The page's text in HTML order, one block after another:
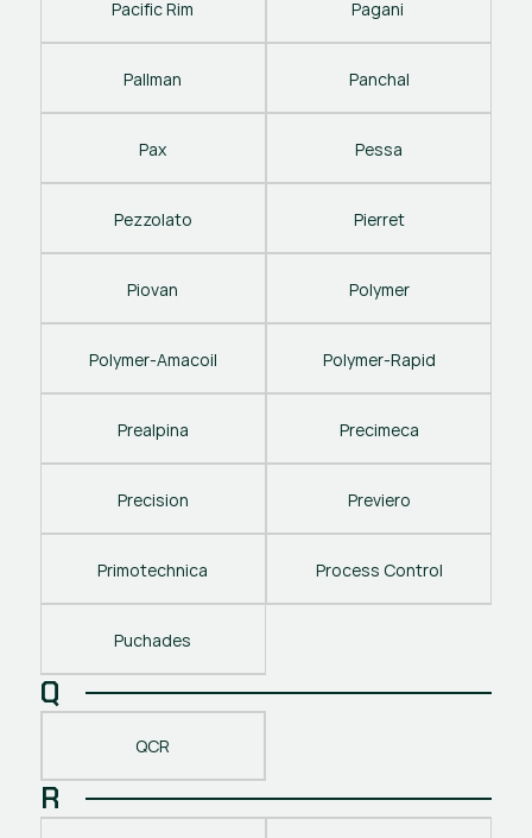
Pacific Rim Pagani
Pallman Panchal
Pax Pessa
Pezzolato Pierret
Piovan Polymer
Polymer-Amacoil Polymer-Rapid
Prealpina Precimeca
Precision Previero
Primotechnica Process Control
Puchades
Q
QCR
R